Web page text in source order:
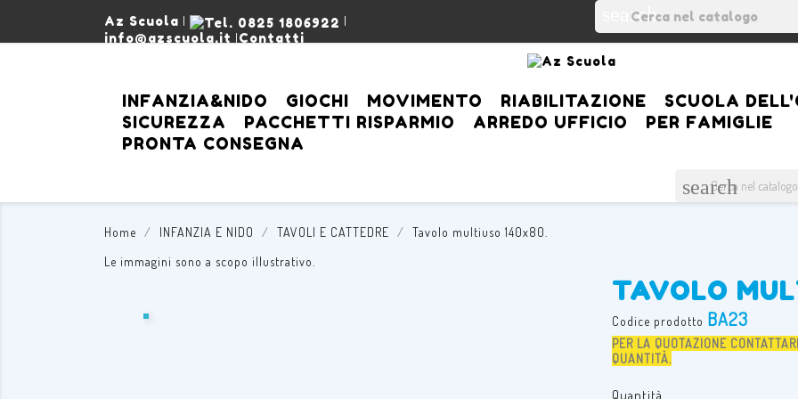
Az Scuola |
|
info@azscuola.it |Contatti
search
INFANZIA&NIDO GIOCHI MOVIMENTO RIABILITAZIONE
SCUOLA
SICUREZZA
PACCHETTI RISPARMIO ARREDO UFFICIO
PER FAMIGLIE
PRONTA CONSEGNA
search
Home INFANZIA E NIDO TAVOLI E CATTEDRE
Tavolo multiuso 140x80.
Le immagini sono a scopo illustrativo.
TAVOLO
Codice prodotto BA23
PER LA QUOTAZIONE
QUANTITÀ.
Quantità